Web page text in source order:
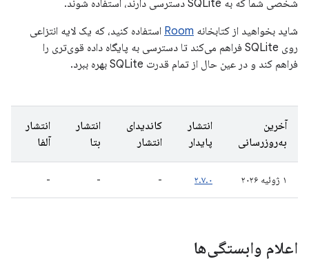
شخصی شما که به SQLite دسترسی دارند، استفاده شوند.
شاید بخواهید از کتابخانه Room استفاده کنید، که یک لایه انتزاعی
روی SQLite فراهم می‌کند تا دسترسی به پایگاه داده قوی‌تری را
فراهم کند و در عین حال از تمام قدرت SQLite بهره ببرد.
آخرین
به‌روزرسانی
انتشار
پایدار
کاندیدای
انتشار
انتشار
بتا
انتشار
آلفا
۱ ژوئیه ۲۰۲۶ ۲.۷.۰ -
-
-
اعلام وابستگی‌ها